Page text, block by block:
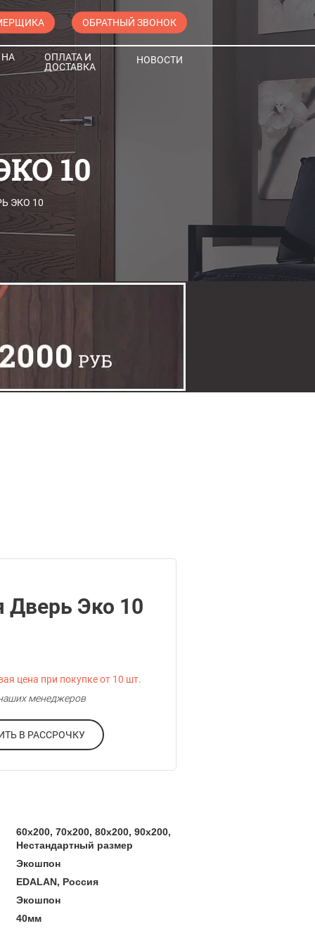
ОБРАТНЫЙ ЗВОНОК
НА
ОПЛАТА И
ДОСТАВКА
НОВОСТИ
10
ЭКО 10
Эко 10
цена при покупке от 10 шт.
менеджеров
ОФОРМИТЬ В РАССРОЧКУ
60x200, 70x200, 80x200, 90x200,
Нестандартный размер
Экошпон
EDALAN, Россия
Экошпон
40мм